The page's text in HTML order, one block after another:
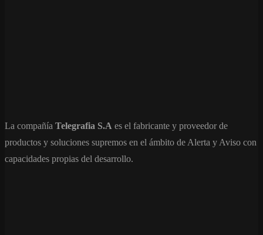
La compañía Telegrafia S.A es el fabricante y proveedor de
productos y soluciones supremos en el ámbito de Alerta y Aviso con
capacidades propias del desarrollo.